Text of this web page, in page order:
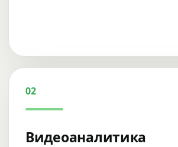
02
Видеоаналитика